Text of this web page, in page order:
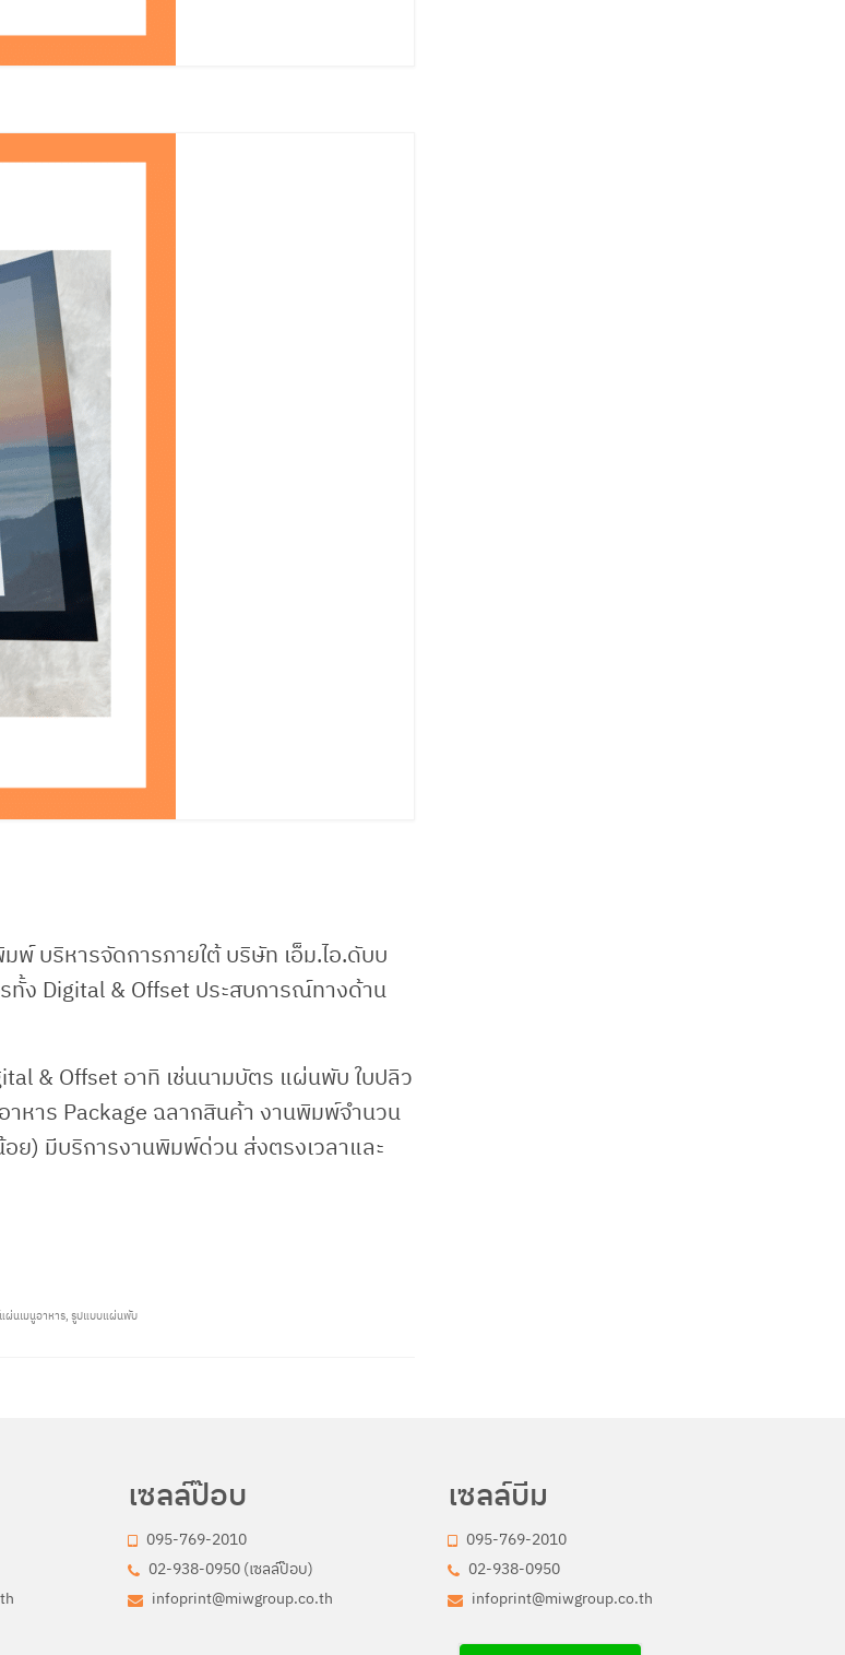
พ์ บริหารจัดการภายใต้ บริษัท เอ็ม.ไอ.ดับบ
ง Digital & Offset ประสบการณ์ทางด้าน
& Offset อาทิ เช่นนามบัตร แผ่นพับ ใบปลิว
าหาร Package ฉลากสินค้า งานพิมพ์จำนวน
ย) มีบริการงานพิมพ์ด่วน ส่งตรงเวลาและ
นเมนูอาหาร, รูปแบบแผ่นพับ
เซลล์ป๊อบ
095-769-2010
02-938-0950 (เซลล์ป๊อบ)
infoprint@miwgroup.co.th
เซลล์บีม
095-769-2010
02-938-0950
infoprint@miwgroup.co.th